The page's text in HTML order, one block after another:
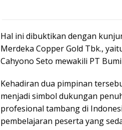
Hal ini dibuktikan dengan
Merdeka Copper Gold Tbk.,
Cahyono Seto mewakili PT
Kehadiran dua pimpinan
menjadi simbol dukungan
profesional tambang di
pembelajaran peserta yang